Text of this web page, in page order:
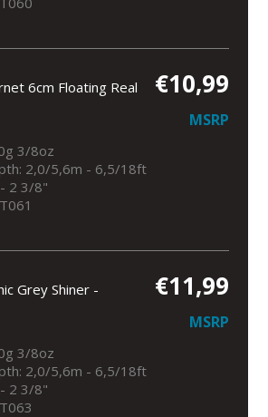
6cm Floating Real
€10,99
MSRP
3/8oz
2,0/5,6m - 6,5/18ft
2 3/8"
Grey Shiner -
€11,99
MSRP
3/8oz
2,0/5,6m - 6,5/18ft
2 3/8"